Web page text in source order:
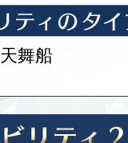
天舞船